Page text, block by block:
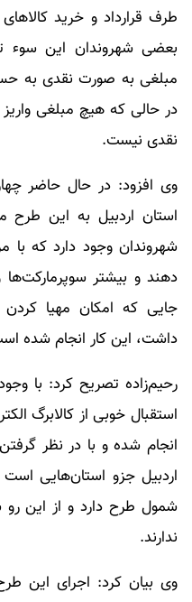
طرف قرارداد و خرید
بعضی شهروندان این سوء
مبلغی به صورت نقدی به
در حالی که هیچ مبلغی
نقدی نیست.
وی افزود: در حال حاضر
استان اردبیل به این
شهروندان وجود دارد که با
دهند و بیشتر
جایی که امکان مهیا
داشت، این کار انجام شده
رحیم‌زاده تصریح کرد: با
استقبال خوبی از کالابرگ
انجام شده و با در نظر
اردبیل جزو استان‌هایی
شمول طرح دارد و از این
ندارند.
وی بیان کرد: اجرای این